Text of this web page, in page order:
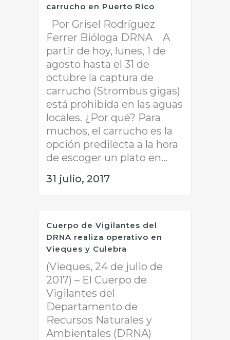
carrucho en Puerto Rico
Por Grisel Rodríguez
Ferrer Bióloga DRNA A
partir de hoy, lunes, 1 de
agosto hasta el 31 de
octubre la captura de
carrucho (Strombus gigas)
está prohibida en las aguas
locales. ¿Por qué? Para
muchos, el carrucho es la
opción predilecta a la hora
de escoger un plato en...
31 julio, 2017
Cuerpo de Vigilantes del
DRNA realiza operativo en
Vieques y Culebra
(Vieques, 24 de julio de
2017) – El Cuerpo de
Vigilantes del
Departamento de
Recursos Naturales y
Ambientales (DRNA)